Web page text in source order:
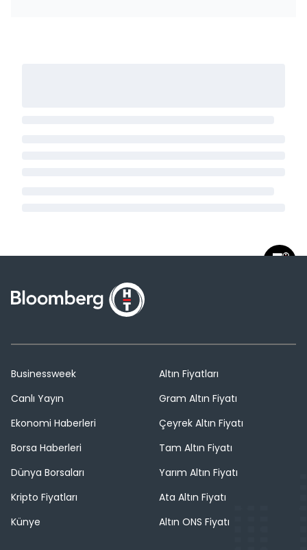
Businessweek
Canlı Yayın
Ekonomi Haberleri
Borsa Haberleri
Dünya Borsaları
Kripto Fiyatları
Künye
Altın Fiyatları
Gram Altın Fiyatı
Çeyrek Altın Fiyatı
Tam Altın Fiyatı
Yarım Altın Fiyatı
Ata Altın Fiyatı
Altın ONS Fiyatı